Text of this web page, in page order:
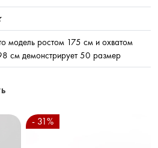
модель ростом 175 см и охватом
см демонстрирует 50 размер
- 31%